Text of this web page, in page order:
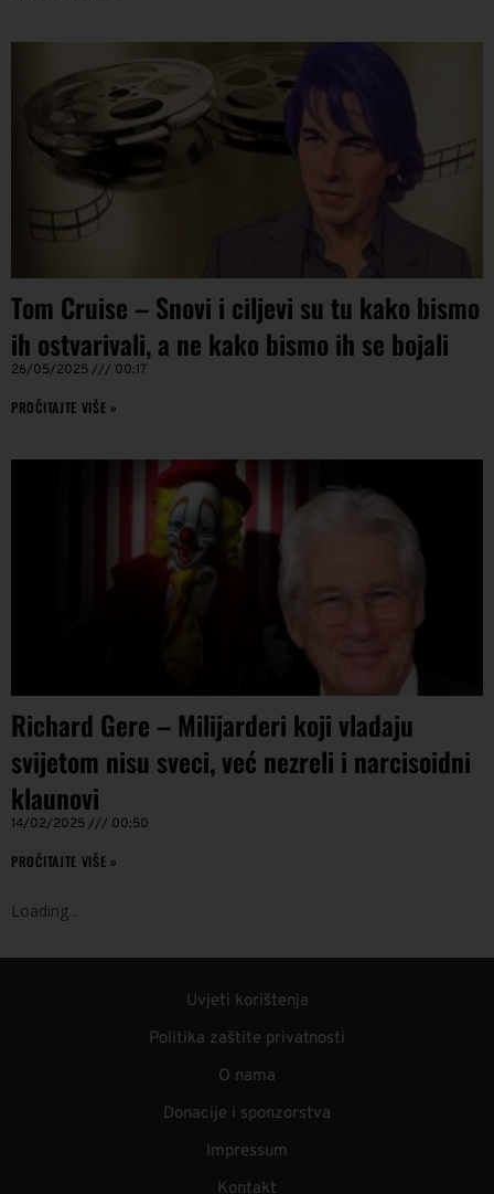
Tom Cruise – Snovi i ciljevi su tu kako bismo
ih ostvarivali, a ne kako bismo ih se bojali
26/05/2025 00:17
PROČITAJTE VIŠE »
Richard Gere – Milijarderi koji vladaju
svijetom nisu sveci, već nezreli i narcisoidni
klaunovi
14/02/2025 00:50
PROČITAJTE VIŠE »
Loading ..
Uvjeti korištenja
Politika zaštite privatnosti
O nama
Donacije i sponzorstva
Impressum
Kontakt